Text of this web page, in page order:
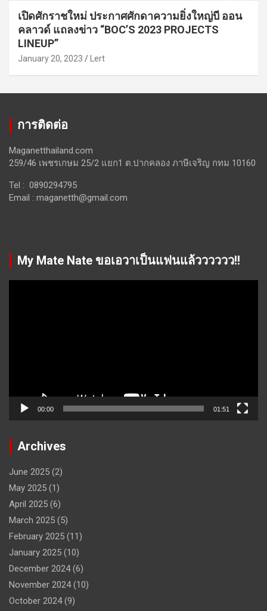
เปิดศักราชใหม่ ประกาศศักดาความยิ่งใหญ่บี ออน
คลาวด์ แถลงข่าว “BOC’S 2023 PROJECTS
LINEUP”
January 20, 2023 Lert
การติดต่อ
Maganetthailand.com
259/46 เพชรเกษม 25/2 แยก1 ต.ปากคลอง ภาษีเจริญ กทม 10160
Tel : 0890294795
Email : maganetth@gmail.com
My Mate Nate ขอเอวาเป็นแฟนแล้วววววว!!
00:00 01:51
Archives
June 2025 (2)
May 2025 (1)
April 2025 (6)
March 2025 (5)
February 2025 (11)
January 2025 (10)
December 2024(6)
November 2024(10)
October 2024(9)